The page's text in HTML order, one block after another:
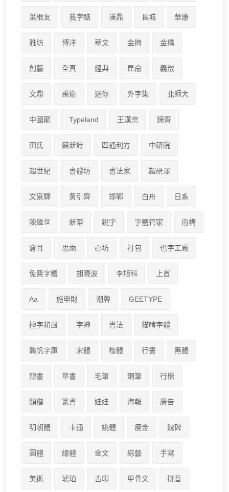
葉根友 我字酷 漢鼎 長城 華康
雅坊 博洋 華文 金梅 金橋
創藝 全真 經典 昆侖 義啟
文鼎 禹衛 迷你 外字集 北師大
中國龍 Typeland 王漢宗 鐘齊
田氏 蘇新詩 四通利方 中研院
超世紀 書體坊 書法家 超研澤
文泉驛 黃引齊 邯鄲 白舟 日系
陳繼世 新蒂 銳字 字體管家 南構
倉耳 思雨 心坊 打包 也字工廠
免費字體 胡曉波 李旭科 上首
Aa 施申財 潮牌 GEETYPE
極字和風 字神 書法 貓啃字體
龔帆字庫 宋體 楷體 行書 黑體
隸書 草書 毛筆 鋼筆 行楷
顏楷 篆書 娃娃 海報 廣告
明朝體 卡通 姚體 瘦金 魏碑
圓體 線體 金文 綜藝 手寫
美術 琥珀 古印 甲骨文 拼音